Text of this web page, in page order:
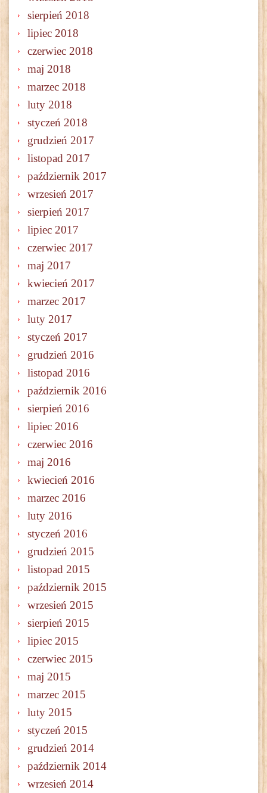
sierpień 2018
lipiec 2018
czerwiec 2018
maj 2018
marzec 2018
luty 2018
styczeń 2018
grudzień 2017
listopad 2017
październik 2017
wrzesień 2017
sierpień 2017
lipiec 2017
czerwiec 2017
maj 2017
kwiecień 2017
marzec 2017
luty 2017
styczeń 2017
grudzień 2016
listopad 2016
październik 2016
sierpień 2016
lipiec 2016
czerwiec 2016
maj 2016
kwiecień 2016
marzec 2016
luty 2016
styczeń 2016
grudzień 2015
listopad 2015
październik 2015
wrzesień 2015
sierpień 2015
lipiec 2015
czerwiec 2015
maj 2015
marzec 2015
luty 2015
styczeń 2015
grudzień 2014
październik 2014
wrzesień 2014